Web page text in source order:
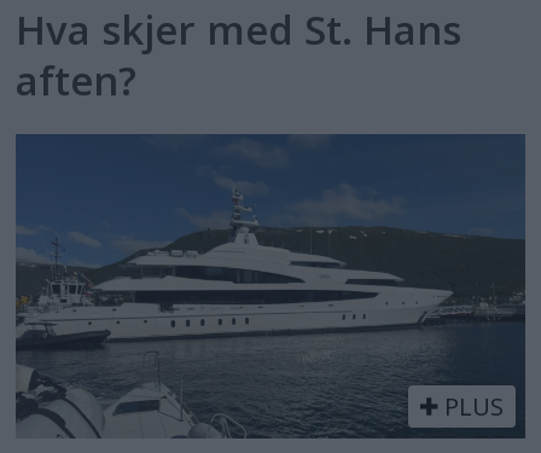
Hva skjer med St. Hans
aften?
PLUS